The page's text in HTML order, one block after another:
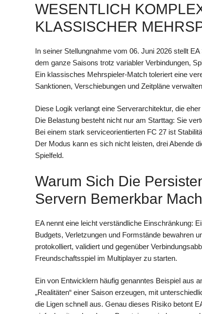
WESENTLICH
KLASSISCHER
In seiner Stellungnahme vom 06. Juni 2026 stellt
dem ganze Saisons trotz variabler Verbindungen,
Ein klassisches Mehrspieler-Match toleriert eine
Sanktionen, Verschiebungen und Zeitpläne
Diese Logik verlangt eine Serverarchitektur, die
Die Belastung besteht nicht nur am Starttag: Sie
Bei einem stark serviceorientierten FC 27 ist
Der Modus kann es sich nicht leisten, drei Abende
Spielfeld.
Warum Sich Die
Servern Bemerkbar
EA nennt eine leicht verständliche Einschränkung:
Budgets, Verletzungen und Formstände bewahren
protokolliert, validiert und gegenüber
Freundschaftsspiel im Multiplayer zu starten.
Ein von Entwicklern häufig genanntes Beispiel aus
„Realitäten“ einer Saison erzeugen, mit
die Ligen schnell aus. Genau dieses Risiko betont